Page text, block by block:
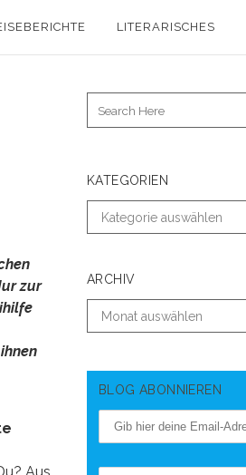
LITERARISCHES
zur
KATEGORIEN
ARCHIV
BLOG ABONNIEREN